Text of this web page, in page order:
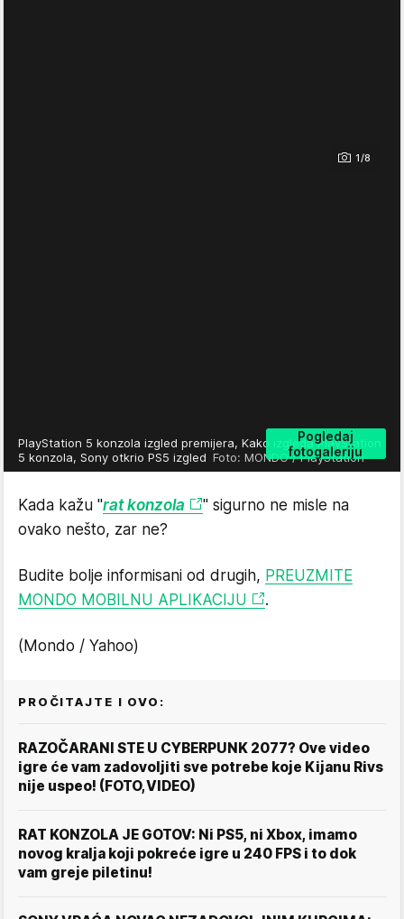
1/8
Pogledaj
fotogaleriju
PlayStation 5 konzola izgled premijera, Kako izgleda PlayStation
5 konzola, Sony otkrio PS5 izgled Foto: MONDO / PlayStation
Kada kažu "rat konzola
" sigurno ne misle na
ovako nešto, zar ne?
Budite bolje informisani od drugih, PREUZMITE
MONDO MOBILNU APLIKACIJU
.
(Mondo / Yahoo)
PROČITAJTE I OVO:
RAZOČARANI STE U CYBERPUNK 2077? Ove video
igre će vam zadovoljiti sve potrebe koje Kijanu Rivs
nije uspeo! (FOTO,VIDEO)
RAT KONZOLA JE GOTOV: Ni PS5, ni Xbox, imamo
novog kralja koji pokreće igre u 240 FPS i to dok
vam greje piletinu!